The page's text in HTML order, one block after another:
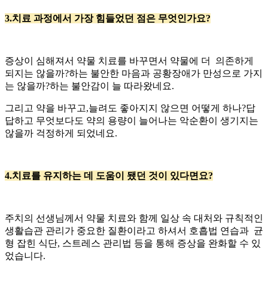
3.치료 과정에서 가장 힘들었던 점은 무엇인가요?
증상이 심해져서 약물 치료를 바꾸면서 약물에 더 의존하게
되지는 않을까?하는 불안한 마음과 공황장애가 만성으로 가지
는 않을까?하는 불안감이 늘 따라왔네요.
그리고 약을 바꾸고,늘려도 좋아지지 않으면 어떻게 하나?답
답하고 무엇보다도 약의 용량이 늘어나는 악순환이 생기지는
않을까 걱정하게 되었네요.
4.치료를 유지하는 데 도움이 됐던 것이 있다면요?
주치의 선생님께서 약물 치료와 함께 일상 속 대처와 규칙적인
생활습관 관리가 중요한 질환이라고 하셔서 호흡법 연습과 균
형 잡힌 식단, 스트레스 관리법 등을 통해 증상을 완화할 수 있
었습니다.